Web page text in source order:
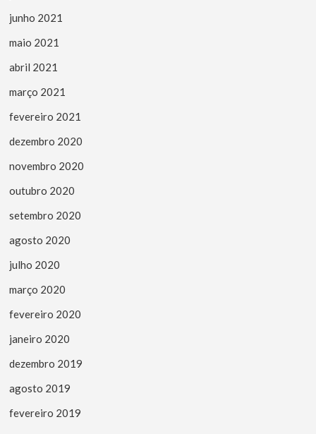
junho 2021
maio 2021
abril 2021
março 2021
fevereiro 2021
dezembro 2020
novembro 2020
outubro 2020
setembro 2020
agosto 2020
julho 2020
março 2020
fevereiro 2020
janeiro 2020
dezembro 2019
agosto 2019
fevereiro 2019